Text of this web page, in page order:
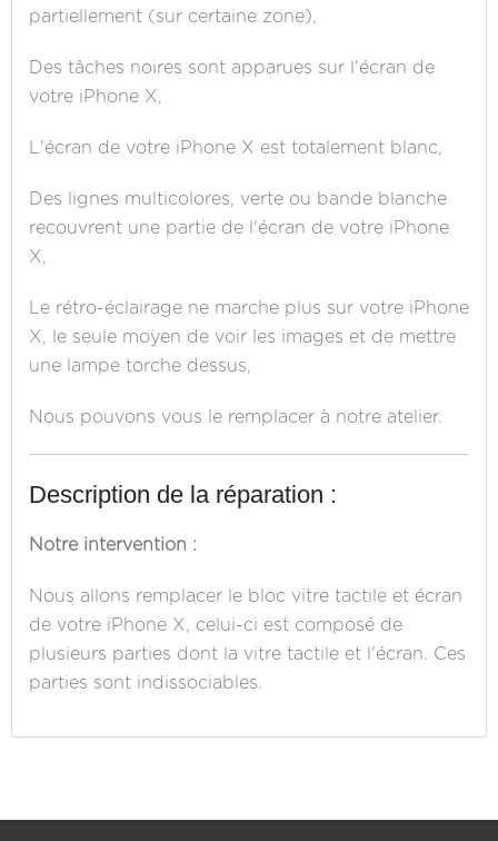
partiellement (sur certaine zone),
Des tâches noires sont apparues sur l'écran de
votre iPhone X,
L'écran de votre iPhone X est totalement blanc,
Des lignes multicolores, verte ou bande blanche
recouvrent une partie de l'écran de votre iPhone
X,
Le rétro-éclairage ne marche plus sur votre iPhone
X, le seule moyen de voir les images et de mettre
une lampe torche dessus,
Nous pouvons vous le remplacer à notre atelier.
Description de la réparation :
Notre intervention :
Nous allons remplacer le bloc vitre tactile et écran
de votre iPhone X, celui-ci est composé de
plusieurs parties dont la vitre tactile et l'écran. Ces
parties sont indissociables.